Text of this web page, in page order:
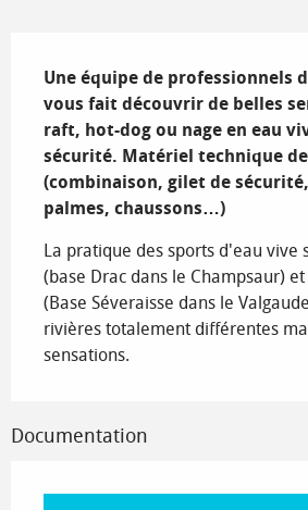
Une équipe de professionnels
vous fait découvrir de belles
raft, hot-dog ou nage en eau
sécurité. Matériel technique
(combinaison, gilet de
palmes, chaussons…)
La pratique des sports d'eau vive
(base Drac dans le Champsaur)
(Base Séveraisse dans le
rivières totalement différentes
sensations.
Documentation